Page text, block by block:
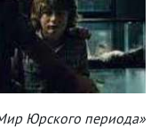
Юрского периода»